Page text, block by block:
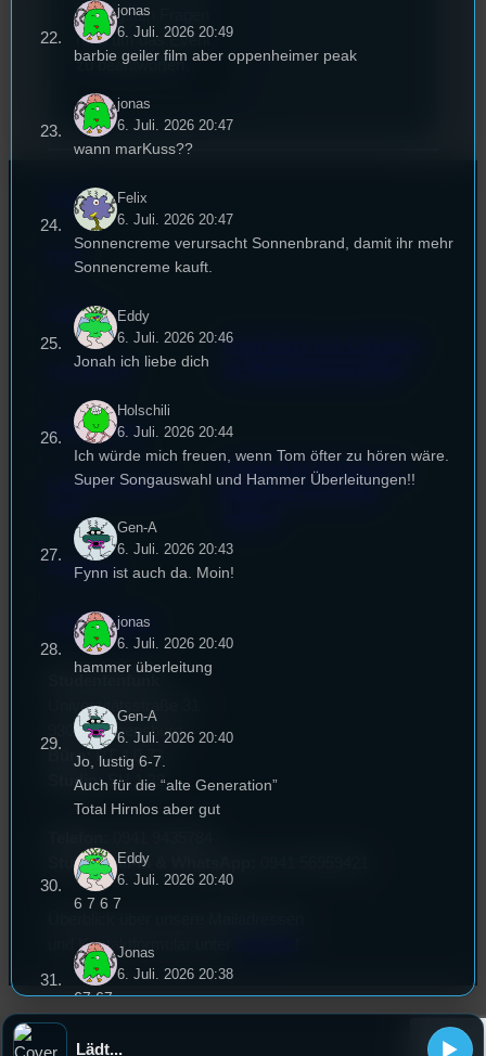
wichtigsten Fragen
rund um das Event
zu beantworten.
Kontakt
Satzung
Impressum
Datenschutz
Cookie-Richtlinie
Empfang
EPK & Presse
Unterstützt vom Lehrstuhl
Powered by Airtime.pro –
Universitätsstraße 31
93053 Regensburg
Büro:
PT 4.0.73
Studio:SH 1.39
Studio Call-In & WhatsApp:
und Kontaktformular unter
jonas
6. Juli. 2026 20:49
barbie geiler film aber oppenheimer peak
jonas
6. Juli. 2026 20:47
wann marKuss??
Felix
6. Juli. 2026 20:47
Sonnencreme verursacht Sonnenbrand, damit ihr mehr
Sonnencreme kauft.
Eddy
6. Juli. 2026 20:46
Jonah ich liebe dich
Holschili
6. Juli. 2026 20:44
Ich würde mich freuen, wenn Tom öfter zu hören wäre.
Super Songauswahl und Hammer Überleitungen!!
Gen-A
6. Juli. 2026 20:43
Fynn ist auch da. Moin!
jonas
6. Juli. 2026 20:40
hammer überleitung
Gen-A
6. Juli. 2026 20:40
Jo, lustig 6-7.
Auch für die “alte Generation”
Total Hirnlos aber gut
Eddy
6. Juli. 2026 20:40
6 7 6 7
Jonas
6. Juli. 2026 20:38
67 67
Lädt...